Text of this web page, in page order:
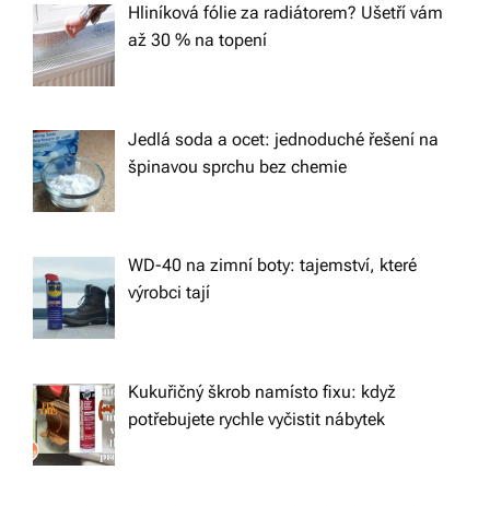
i
o
n
Hliníková fólie za radiátorem? Ušetří vám
až 30 % na topení
Jedlá soda a ocet: jednoduché řešení na
špinavou sprchu bez chemie
WD-40 na zimní boty: tajemství, které
výrobci tají
Kukuřičný škrob namísto fixu: když
potřebujete rychle vyčistit nábytek